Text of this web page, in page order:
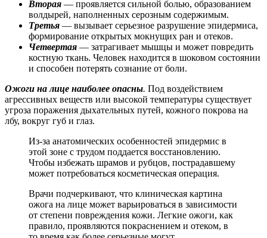
Вторая — проявляется сильной болью, образованием
волдырей, наполненных серозным содержимым.
Третья — вызывает серьезное разрушение эпидермиса,
формирование открытых мокнущих ран и отеков.
Четвертая — затрагивает мышцы и может повредить
костную ткань. Человек находится в шоковом состоянии
и способен потерять сознание от боли.
Ожоги на лице наиболее опасны. Под воздействием
агрессивных веществ или высокой температуры существует
угроза поражения дыхательных путей, кожного покрова на
лбу, вокруг губ и глаз.
Из-за анатомических особенностей эпидермис в
этой зоне с трудом поддается восстановлению.
Чтобы избежать шрамов и рубцов, пострадавшему
может потребоваться косметическая операция.
Врачи подчеркивают, что клиническая картина
ожога на лице может варьироваться в зависимости
от степени повреждения кожи. Легкие ожоги, как
правило, проявляются покраснением и отеком, в